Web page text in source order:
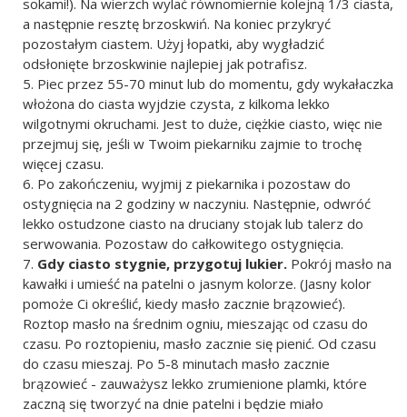
a następnie resztę brzoskwiń. Na koniec przykryć
pozostałym ciastem. Użyj łopatki, aby wygładzić
odsłonięte brzoskwinie najlepiej jak potrafisz.
Piec przez 55-70 minut lub do momentu, gdy wykałaczka
włożona do ciasta wyjdzie czysta, z kilkoma lekko
wilgotnymi okruchami. Jest to duże, ciężkie ciasto, więc nie
przejmuj się, jeśli w Twoim piekarniku zajmie to trochę
więcej czasu.
Po zakończeniu, wyjmij z piekarnika i pozostaw do
ostygnięcia na 2 godziny w naczyniu. Następnie, odwróć
lekko ostudzone ciasto na druciany stojak lub talerz do
serwowania. Pozostaw do całkowitego ostygnięcia.
Gdy ciasto stygnie, przygotuj lukier. Pokrój masło na
kawałki i umieść na patelni o jasnym kolorze. (Jasny kolor
pomoże Ci określić, kiedy masło zacznie brązowieć).
Roztop masło na średnim ogniu, mieszając od czasu do
czasu. Po roztopieniu, masło zacznie się pienić. Od czasu
do czasu mieszaj. Po 5-8 minutach masło zacznie
brązowieć - zauważysz lekko zrumienione plamki, które
zaczną się tworzyć na dnie patelni i będzie miało